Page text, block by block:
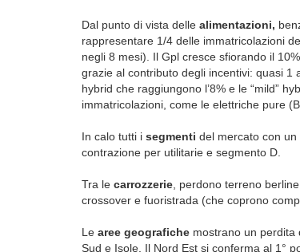
Dal punto di vista delle alimentazioni,
rappresentare 1/4 delle immatricolazioni
negli 8 mesi). Il Gpl cresce sfiorando il
grazie al contributo degli incentivi: quasi 1
hybrid che raggiungono l’8% e le “mild”
immatricolazioni, come le elettriche pure
In calo tutti i segmenti del mercato con
contrazione per utilitarie e segmento D.
Tra le carrozzerie , perdono terreno
crossover e fuoristrada (che coprono
Le aree geografiche mostrano un perdita
Sud e Isole. Il Nord Est si conferma al 1°